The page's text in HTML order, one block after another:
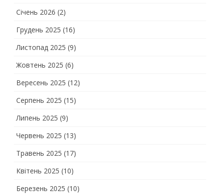
Січень 2026 (2)
Грудень 2025 (16)
Листопад 2025 (9)
Жовтень 2025 (6)
Вересень 2025 (12)
Серпень 2025 (15)
Липень 2025 (9)
Червень 2025 (13)
Травень 2025 (17)
Квітень 2025 (10)
Березень 2025 (10)